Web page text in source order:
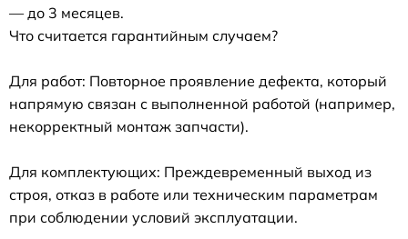
— до 3 месяцев.
Что считается гарантийным случаем?
Для работ: Повторное проявление дефекта, который
напрямую связан с выполненной работой (например,
некорректный монтаж запчасти).
Для комплектующих: Преждевременный выход из
строя, отказ в работе или техническим параметрам
при соблюдении условий эксплуатации.